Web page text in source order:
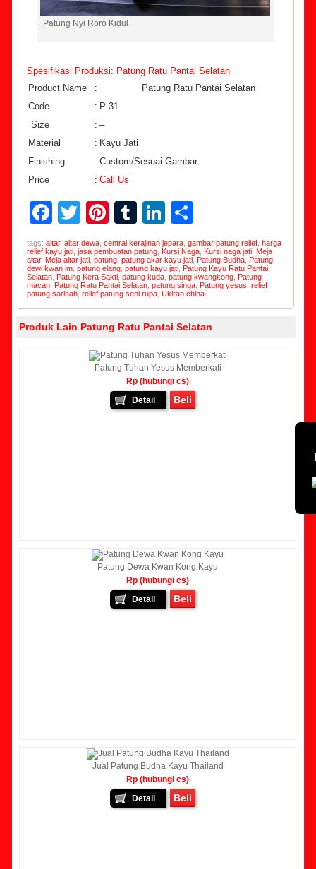
Patung Nyi Roro Kidul
Spesifikasi Produksi: Patung Ratu Pantai Selatan
Product Name
:
Patung Ratu Pantai Selatan
Code
: P-31
Size
: –
Material
: Kayu Jati
Finishing
Custom/Sesuai Gambar
Price
: Call Us
Facebook
TwitterPinterest
TumblrLinkedIn
tags:altar,altar dewa ,central kerajinan jepara ,gambar patung relief ,harga
relief kayu jati ,jasa pembuatan patung ,Kursi Naga ,Kursi naga jati ,Meja
altar,Meja altar jati ,patung ,patung akar kayu jati ,Patung Budha ,Patung
dewi kwan im ,patung elang ,patung kayu jati ,Patung Kayu Ratu Pantai
Selatan ,Patung Kera Sakti ,patung kuda ,patung kwangkong ,Patung
macan ,Patung Ratu Pantai Selatan ,patung singa ,Patung yesus ,relief
patung sarinah ,relief patung seni rupa ,Ukiran china
Produk Lain Patung Ratu Pantai Selatan
Patung Tuhan Yesus Memberkati
Rp (hubungi cs)
Detail
Beli
Patung Dewa Kwan Kong Kayu
Rp (hubungi cs)
Detail
Beli
Jual Patung Budha Kayu Thailand
Rp (hubungi cs)
Detail
Beli